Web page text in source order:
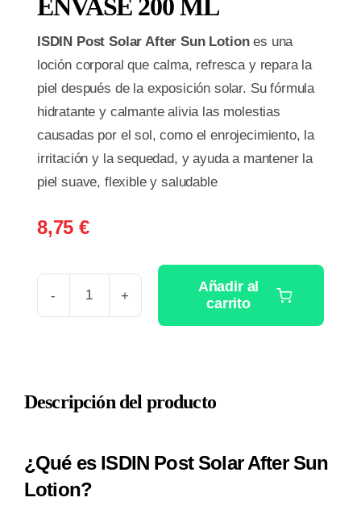
ENVASE 200 ML
ISDIN Post Solar After Sun Lotiones una
loción corporal que calma, refresca y repara la
piel después de la exposición solar. Su fórmula
hidratante y calmante alivia las molestias
causadas por el sol, como el enrojecimiento, la
irritación y la sequedad, y ayuda a mantener la
piel suave, flexible y saludable
8,75 €
SUN
ENVASE
200
Añadir al
carrito
Descripción del producto
¿Qué es ISDIN Post Solar After Sun
Lotion?